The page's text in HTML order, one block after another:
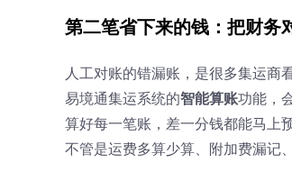
第二笔省下来的钱：把财务
人工对账的错漏账，是很多集运商
易境通集运系统的智能算账功能，
算好每一笔账，差一分钱都能马上预
不管是运费多算少算、附加费漏记